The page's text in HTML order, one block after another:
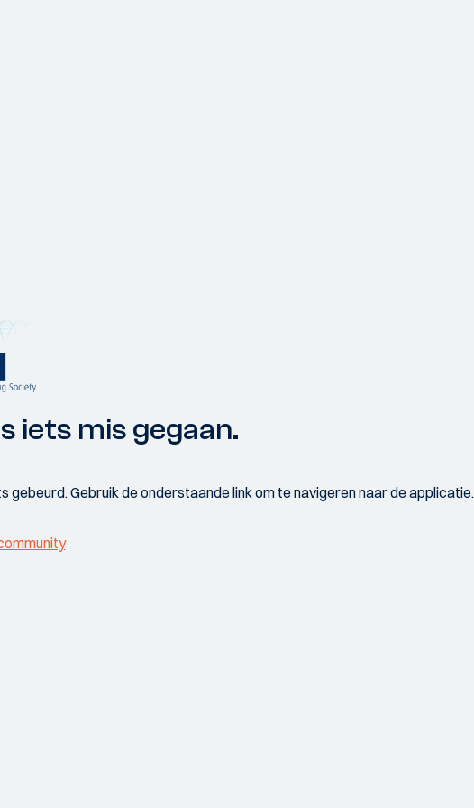
iets mis gegaan.
gebeurd. Gebruik de onderstaande link om te navigeren naar de applicatie.